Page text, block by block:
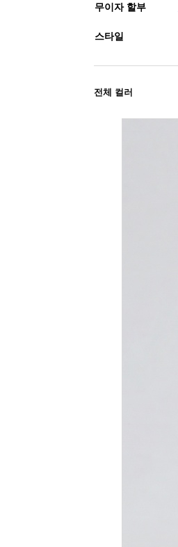
무이자 할부
스타일
전체 컬러